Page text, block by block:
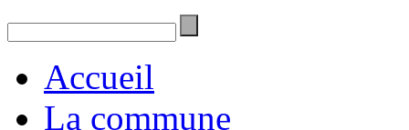
Accueil
La commune